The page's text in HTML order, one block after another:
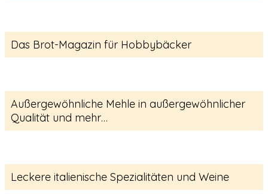
Das Brot-Magazin für Hobbybäcker
Außergewöhnliche Mehle in außergewöhnlicher
Qualität und mehr…
Leckere italienische Spezialitäten und Weine